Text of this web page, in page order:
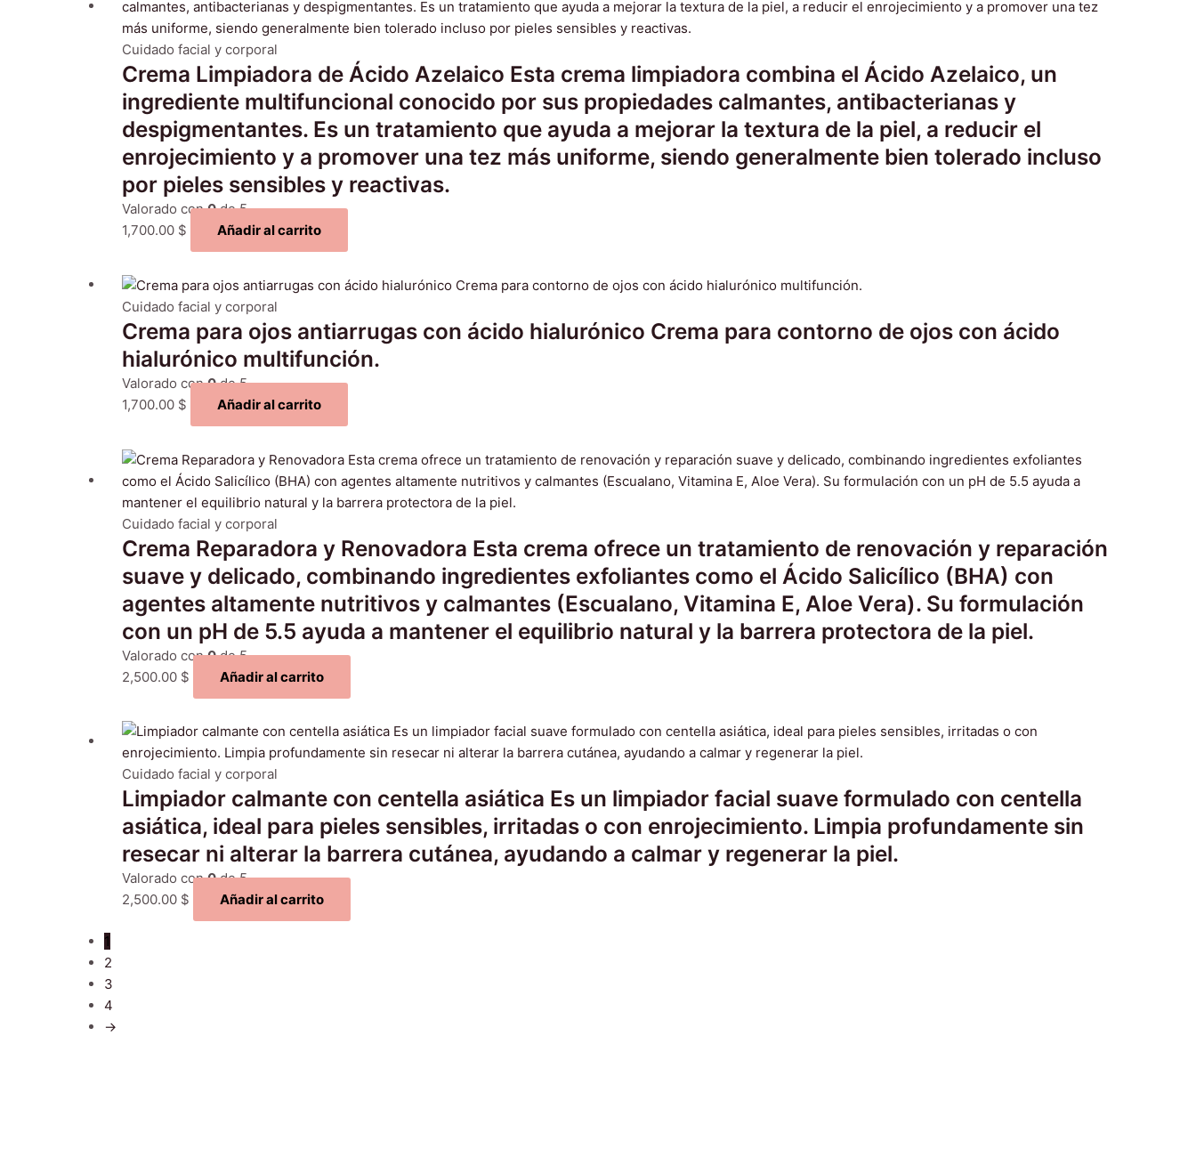
Cuidado facial y corporal
Crema Limpiadora de Ácido Azelaico Esta crema limpiadora combina el Ácido Azelaico, un
ingrediente multifuncional conocido por sus propiedades calmantes, antibacterianas y
despigmentantes. Es un tratamiento que ayuda a mejorar la textura de la piel, a reducir el
enrojecimiento y a promover una tez más uniforme, siendo generalmente bien tolerado incluso
por pieles sensibles y reactivas.
Valorado con0de 5
1,700.00 $ Añadir al carrito
Cuidado facial y corporal
Crema para ojos antiarrugas con ácido hialurónico Crema para contorno de ojos con ácido
hialurónico multifunción.
Valorado con0de 5
1,700.00 $ Añadir al carrito
Cuidado facial y corporal
Crema Reparadora y Renovadora Esta crema ofrece un tratamiento de renovación y reparación
suave y delicado, combinando ingredientes exfoliantes como el Ácido Salicílico (BHA) con
agentes altamente nutritivos y calmantes (Escualano, Vitamina E, Aloe Vera). Su formulación
con un pH de 5.5 ayuda a mantener el equilibrio natural y la barrera protectora de la piel.
Valorado con0de 5
2,500.00 $ Añadir al carrito
Cuidado facial y corporal
Limpiador calmante con centella asiática Es un limpiador facial suave formulado con centella
asiática, ideal para pieles sensibles, irritadas o con enrojecimiento. Limpia profundamente sin
resecar ni alterar la barrera cutánea, ayudando a calmar y regenerar la piel.
Valorado con0de 5
2,500.00 $ Añadir al carrito
1
2
3
4
→